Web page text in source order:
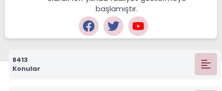
başlamıştır.
8413
Konular